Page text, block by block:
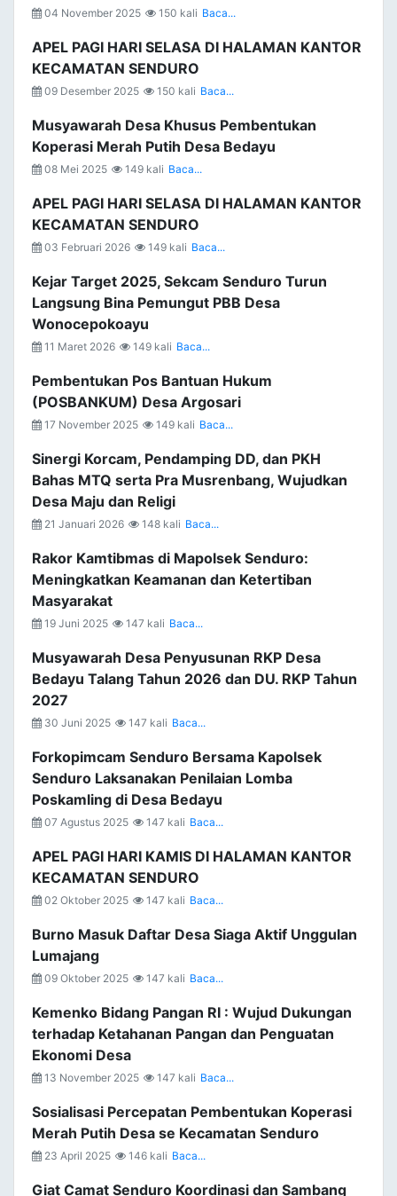
04 November 2025 150 kali Baca...
APEL PAGI HARI SELASA DI HALAMAN KANTOR
KECAMATAN SENDURO
09 Desember 2025 150 kali Baca...
Musyawarah Desa Khusus Pembentukan
Koperasi Merah Putih Desa Bedayu
08 Mei 2025 149 kali Baca...
APEL PAGI HARI SELASA DI HALAMAN KANTOR
KECAMATAN SENDURO
03 Februari 2026 149 kali Baca...
Kejar Target 2025, Sekcam Senduro Turun
Langsung Bina Pemungut PBB Desa
Wonocepokoayu
11 Maret 2026 149 kali Baca...
Pembentukan Pos Bantuan Hukum
(POSBANKUM) Desa Argosari
17 November 2025 149 kali Baca...
Sinergi Korcam, Pendamping DD, dan PKH
Bahas MTQ serta Pra Musrenbang, Wujudkan
Desa Maju dan Religi
21 Januari 2026 148 kali Baca...
Rakor Kamtibmas di Mapolsek Senduro:
Meningkatkan Keamanan dan Ketertiban
Masyarakat
19 Juni 2025 147 kali Baca...
Musyawarah Desa Penyusunan RKP Desa
Bedayu Talang Tahun 2026 dan DU. RKP Tahun
2027
30 Juni 2025 147 kali Baca...
Forkopimcam Senduro Bersama Kapolsek
Senduro Laksanakan Penilaian Lomba
Poskamling di Desa Bedayu
07 Agustus 2025 147 kali Baca...
APEL PAGI HARI KAMIS DI HALAMAN KANTOR
KECAMATAN SENDURO
02 Oktober 2025 147 kali Baca...
Burno Masuk Daftar Desa Siaga Aktif Unggulan
Lumajang
09 Oktober 2025 147 kali Baca...
Kemenko Bidang Pangan RI : Wujud Dukungan
terhadap Ketahanan Pangan dan Penguatan
Ekonomi Desa
13 November 2025 147 kali Baca...
Sosialisasi Percepatan Pembentukan Koperasi
Merah Putih Desa se Kecamatan Senduro
23 April 2025 146 kali Baca...
Giat Camat Senduro Koordinasi dan Sambang